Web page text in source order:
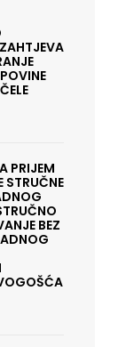
PRIJEM
STRUČNE
BEZ